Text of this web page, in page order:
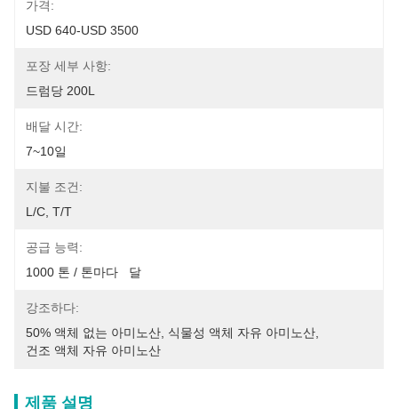
가격:
USD 640-USD 3500
포장 세부 사항:
드럼당 200L
배달 시간:
7~10일
지불 조건:
L/C, T/T
공급 능력:
1000 톤 / 톤마다   달
강조하다:
50% 액체 없는 아미노산 식물성 액체 자유 아미노산
건조 액체 자유 아미노산
제품 설명